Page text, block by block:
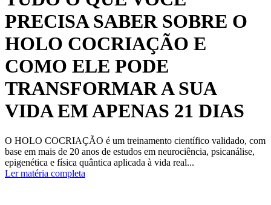
PRECISA SABER SOBRE O
HOLO COCRIAÇÃO E
COMO ELE PODE
TRANSFORMAR A SUA
VIDA EM APENAS 21 DIAS
O HOLO COCRIAÇÃO é um treinamento científico validado, com
base em mais de 20 anos de estudos em neurociência, psicanálise,
epigenética e física quântica aplicada à vida real...
Ler matéria completa